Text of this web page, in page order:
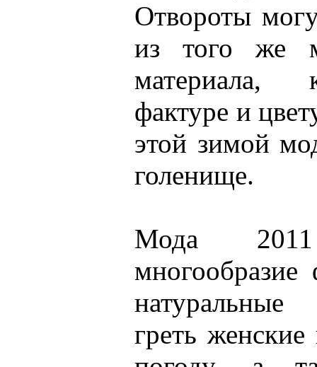
Отвороты
из того же
материала,
фактуре и
этой зимой
голенище.
Мода
натуральные
греть